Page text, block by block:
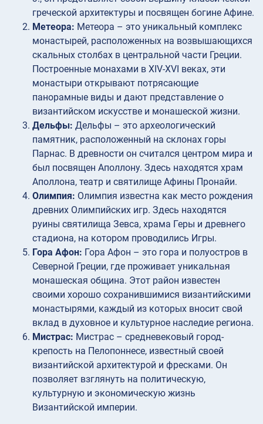
греческой архитектуры и посвящен богине Афине.
Метеора: Метеора – это уникальный комплекс
монастырей, расположенных на возвышающихся
скальных столбах в центральной части Греции.
Построенные монахами в XIV-XVI веках, эти
монастыри открывают потрясающие
панорамные виды и дают представление о
византийском искусстве и монашеской жизни.
Дельфы: Дельфы – это археологический
памятник, расположенный на склонах горы
Парнас. В древности он считался центром мира и
был посвящен Аполлону. Здесь находятся храм
Аполлона, театр и святилище Афины Пронайи.
Олимпия: Олимпия известна как место рождения
древних Олимпийских игр. Здесь находятся
руины святилища Зевса, храма Геры и древнего
стадиона, на котором проводились Игры.
Гора Афон: Гора Афон – это гора и полуостров в
Северной Греции, где проживает уникальная
монашеская община. Этот район известен
своими хорошо сохранившимися византийскими
монастырями, каждый из которых вносит свой
вклад в духовное и культурное наследие региона.
Мистрас: Мистрас – средневековый город-
крепость на Пелопоннесе, известный своей
византийской архитектурой и фресками. Он
позволяет взглянуть на политическую,
культурную и экономическую жизнь
Византийской империи.